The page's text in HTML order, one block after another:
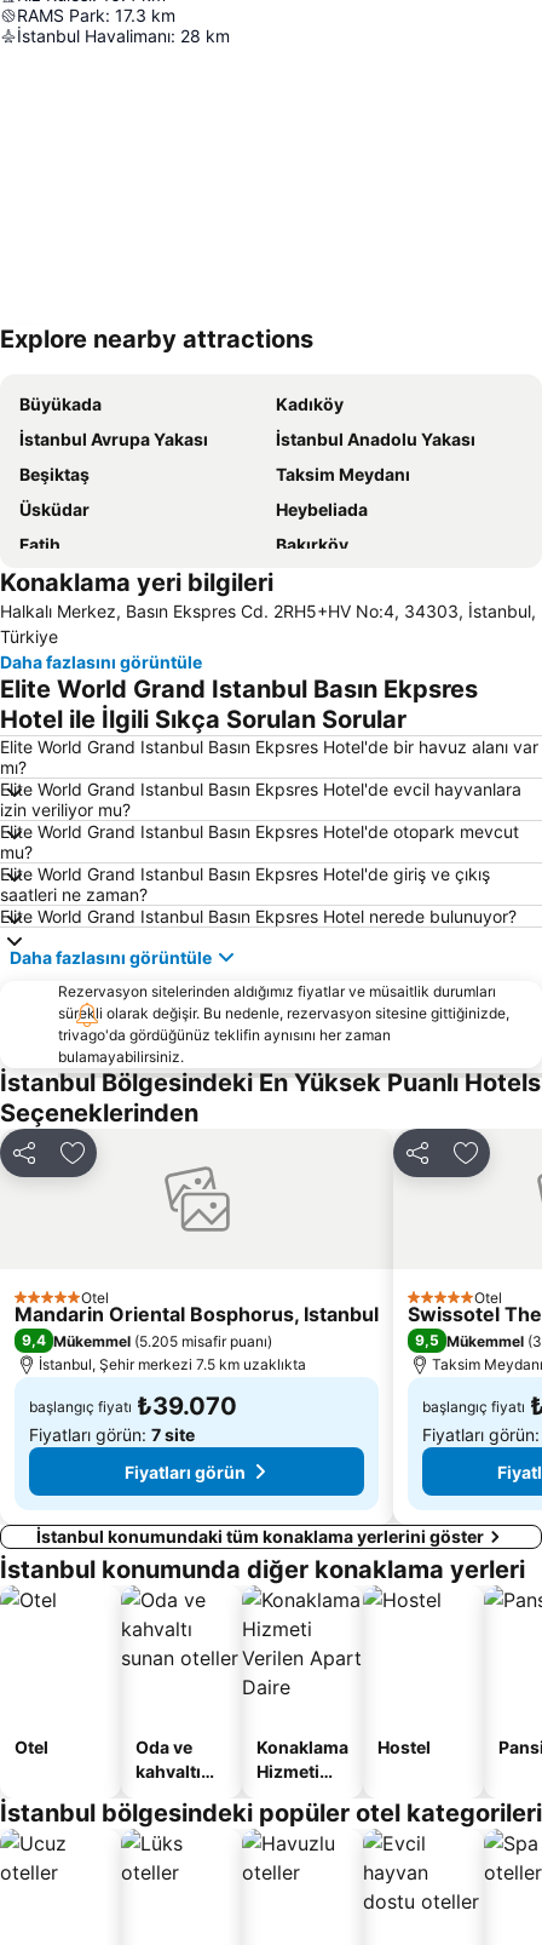
RAMS Park: 17.3 km
İstanbul Havalimanı: 28 km
Haritayı genişlet
Explore nearby attractions
Büyükada
Kadıköy
İstanbul Avrupa Yakası
İstanbul Anadolu Yakası
Beşiktaş
Taksim Meydanı
Üsküdar
Heybeliada
Fatih
Bakırköy
Pendik
Maltepe
Sarıyer
Sabiha Gökçen Uluslararası Havalimanı
Kınalıada
Ümraniye
Beykoz
Zeytinburnu
Maslak
Kartal
Bayrampaşa
Küçükçekmece
Tuzla
Ortaköy
Sultanahmet Meydanı
Bağcılar
Boğaziçi Köprüsü
Karaköy Limanı
Bostancı Metro İstasyonu
Istanbul Havalimanı
Esenköy
Sirkeci Garı
Mecidiyeköy Metro İstasyonu
Adalar
Galata Kulesi
Nişantaşı Alışveriş Caddeleri
Galata
Kadiköy Metro İstasyonu
Yenikapı Metro İstasyonu
Eyüp
Konaklama yeri bilgileri
Halkalı Merkez, Basın Ekspres Cd. 2RH5+HV No:4, 34303, İstanbul,
Türkiye
Daha fazlasını görüntüle
Elite World Grand Istanbul Basın Ekpsres
Hotel ile İlgili Sıkça Sorulan Sorular
Elite World Grand Istanbul Basın Ekpsres Hotel'de bir havuz alanı var
mı?
Elite World Grand Istanbul Basın Ekpsres Hotel'de evcil hayvanlara
izin veriliyor mu?
Elite World Grand Istanbul Basın Ekpsres Hotel'de otopark mevcut
mu?
Elite World Grand Istanbul Basın Ekpsres Hotel'de giriş ve çıkış
saatleri ne zaman?
Elite World Grand Istanbul Basın Ekpsres Hotel nerede bulunuyor?
Daha fazlasını görüntüle
Rezervasyon sitelerinden aldığımız fiyatlar ve müsaitlik durumları
sürekli olarak değişir. Bu nedenle, rezervasyon sitesine gittiğinizde,
trivago'da gördüğünüz teklifin aynısını her zaman
bulamayabilirsiniz.
İstanbul Bölgesindeki En Yüksek Puanlı Hotels
Seçeneklerinden
Paylaş Favorilerime ekle
5 Yıldız Otel
Mandarin Oriental Bosphorus, Istanbul
9,4 Mükemmel (5.205 misafir puanı)
İstanbul, Şehir merkezi 7.5 km uzaklıkta
başlangıç fiyatı ₺39.070
Fiyatları görün: 7 site
Fiyatları görün
Paylaş
5 Yıldız Otel
Swissotel
9,5 Mükemmel (
Taksim
başlangıç fiyatı
Fiyatları
İstanbul konumundaki tüm konaklama yerlerini göster
İstanbul konumunda diğer konaklama yerleri
Otel
Oda ve
kahvaltı
oteller
Konaklama
Hizmeti
Apart
Daire
Hostel
İstanbul bölgesindeki popüler otel kategorileri